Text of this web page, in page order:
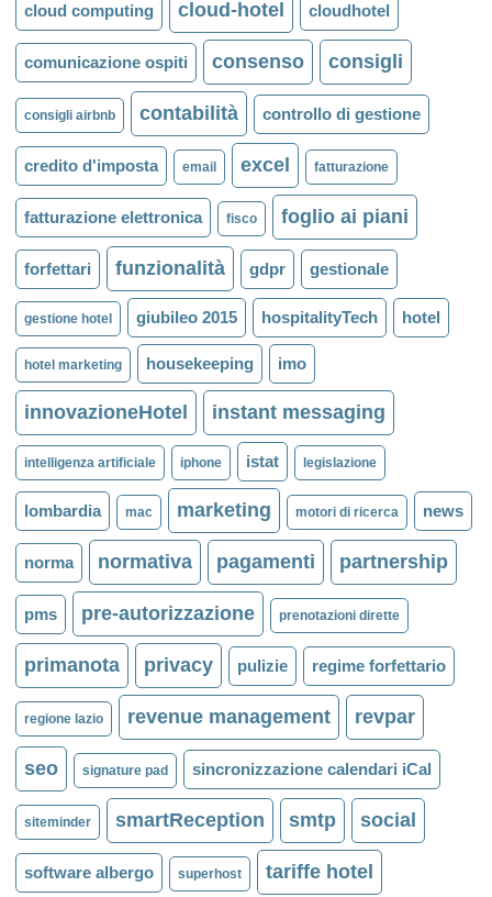
cloud computing cloud-hotel cloudhotel
comunicazione ospiti consenso consigli
consigli airbnb contabilità controllo di gestione
credito d'imposta email excel fatturazione
fatturazione elettronica fisco foglio ai piani
forfettari funzionalità gdpr gestionale
gestione hotel giubileo 2015 hospitalityTech hotel
hotel marketing housekeeping imo
innovazioneHotel instant messaging
intelligenza artificiale iphone istat legislazione
lombardia mac marketing motori di ricerca news
norma normativa pagamenti partnership
pms pre-autorizzazione prenotazioni dirette
primanota privacy pulizie regime forfettario
regione lazio revenue management revpar
seo signature pad sincronizzazione calendari iCal
siteminder smartReception smtp social
software albergo superhost tariffe hotel